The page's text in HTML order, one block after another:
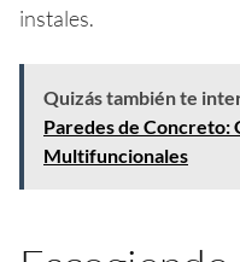
instales.
Quizás también te
Paredes de Concreto:
Multifuncionales